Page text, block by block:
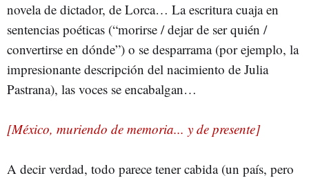
novela de dictador, de Lorca… La escritura cuaja en
sentencias poéticas (“morirse / dejar de ser quién /
convertirse en dónde”) o se desparrama (por ejemplo, la
impresionante descripción del nacimiento de Julia
Pastrana), las voces se encabalgan…
[México, muriendo de memoria... y de presente]
A decir verdad, todo parece tener cabida (un país, pero